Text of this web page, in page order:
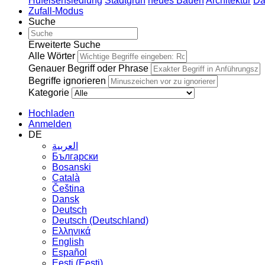
Zufall-Modus
Suche
Erweiterte Suche
Alle Wörter
Genauer Begriff oder Phrase
Begriffe ignorieren
Kategorie
Hochladen
Anmelden
DE
العربية
Български
Bosanski
Сatalà
Čeština
Dansk
Deutsch
Deutsch (Deutschland)
Ελληνικά
English
Español
Eesti (Eesti)